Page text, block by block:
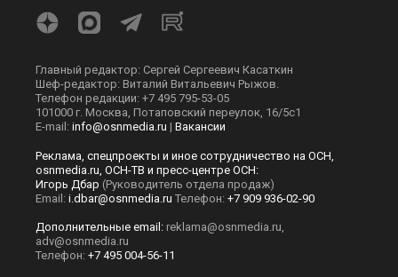
Главный редактор: Сергей Сергеевич Касаткин
Шеф-редактор: Виталий Витальевич Рыжов.
Телефон редакции: +7 495 795-53-05
101000 г. Москва, Потаповский переулок, 16/5с1
E-mail: info@osnmedia.ru | Вакансии
Реклама, спецпроекты и иное сотрудничество на ОСН,
osnmedia.ru, ОСН-ТВ и пресс-центре ОСН:
Игорь Дбар (Руководитель отдела продаж)
Email: i.dbar@osnmedia.ru Телефон: +7 909 936-02-90
Дополнительные email: reklama@osnmedia.ru,
adv@osnmedia.ru
Телефон: +7 495 004-56-11